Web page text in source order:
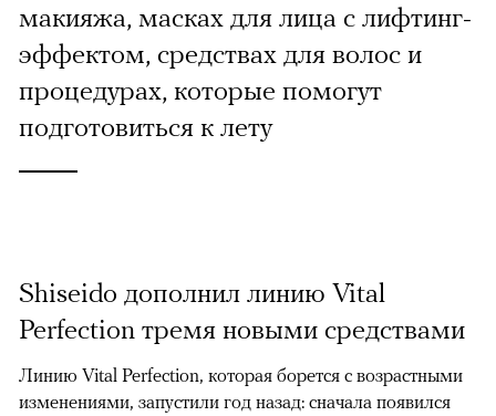
макияжа, масках для лица с лифтинг-
эффектом, средствах для волос и
процедурах, которые помогут
подготовиться к лету
Shiseido дополнил линию Vital
Perfection тремя новыми средствами
Линию Vital Perfection, которая борется с возрастными
изменениями, запустили год назад: сначала появился